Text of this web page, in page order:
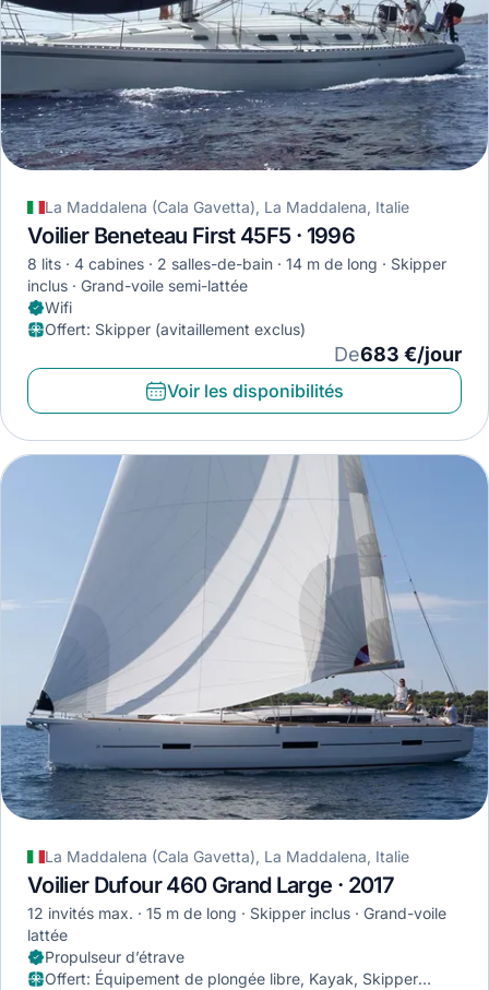
La Maddalena (Cala Gavetta), La Maddalena, Italie
Voilier Beneteau First 45F5 · 1996
8 lits 4 cabines 2 salles-de-bain 14 m de long
Skipper
inclus
Grand-voile semi-lattée
Wifi
Offert: Skipper (avitaillement exclus)
De683 €/jour
Voir les disponibilités
La Maddalena (Cala Gavetta), La Maddalena, Italie
Voilier Dufour 460 Grand Large · 2017
12 invités max. 15 m de long Skipper inclus
Grand-voile
lattée
Propulseur d’étrave
Offert: Équipement de plongée libre, Kayak, Skipper